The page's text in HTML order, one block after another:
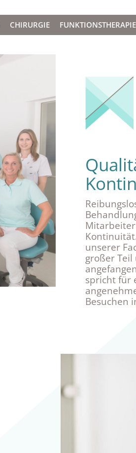
CHIRURGIE FUNKTIONSTHERAPIE
unserer
großer Teil
spricht für
Besuchen